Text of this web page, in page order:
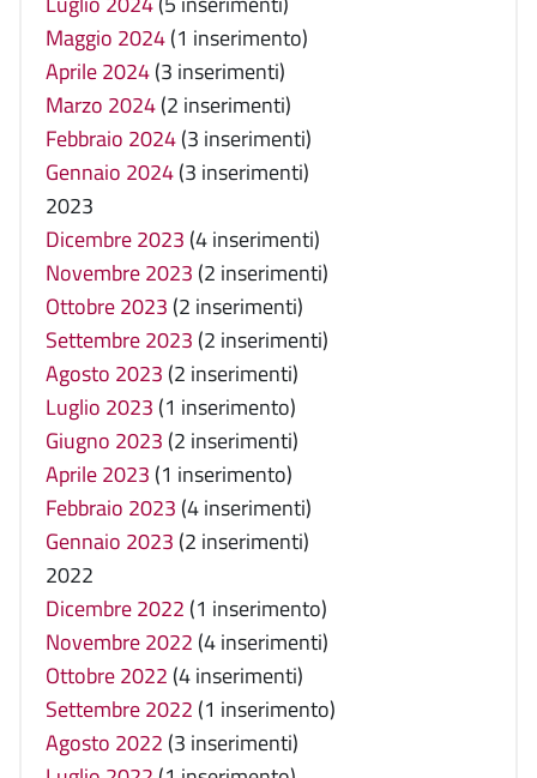
Maggio 2024(1 inserimento)
Aprile 2024(3 inserimenti)
Marzo 2024(2 inserimenti)
Febbraio 2024(3 inserimenti)
Gennaio 2024(3 inserimenti)
2023
Dicembre 2023 (4 inserimenti)
Novembre 2023 (2 inserimenti)
Ottobre 2023 (2 inserimenti)
Settembre 2023 (2 inserimenti)
Agosto 2023 (2 inserimenti)
Luglio 2023 (1 inserimento)
Giugno 2023 (2 inserimenti)
Aprile 2023 (1 inserimento)
Febbraio 2023 (4 inserimenti)
Gennaio 2023 (2 inserimenti)
2022
Dicembre 2022 (1 inserimento)
Novembre 2022 (4 inserimenti)
Ottobre 2022 (4 inserimenti)
Settembre 2022 (1 inserimento)
Agosto 2022 (3 inserimenti)